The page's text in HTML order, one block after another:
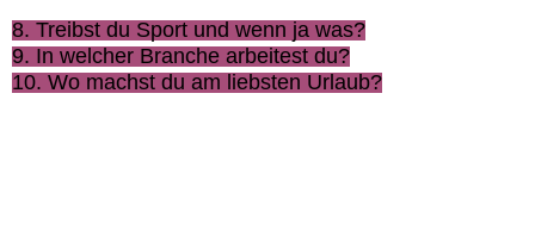
8. Treibst du Sport und wenn ja was?
9. In welcher Branche arbeitest du?
10. Wo machst du am liebsten Urlaub?